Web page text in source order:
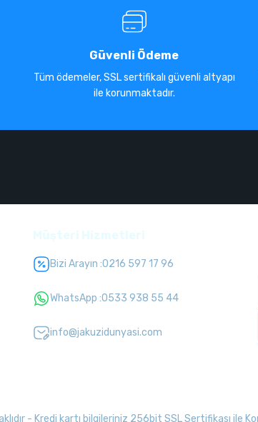
Güvenli Ödeme
Tüm ödemeler, SSL sertifikalı güvenli altyapı
ile korunmaktadır.
Bizi Arayın :0216 597 17 96
WhatsApp :0533 938 55 44
info@jakuzidunyasi.com
- Kredi kartı bilgileriniz 256bit SSL Sertifikası ile